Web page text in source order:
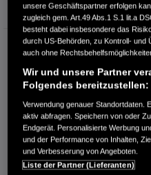
Garantie
HONDA CENTER GMBH
Richard Lehmann Str. 119
04103 Leipzig
RUFEN SIE UNS AN:
0341 - 600 77 0
Route planen
Händlerbestand anzeigen
unsere Geschäftspartner erfolgen
zugleich gem. Art.49 Abs.1 S.1 lit.a
besteht dabei insbesondere das
durch US-Behörden, zu Kontroll-
auch ohne
Wir und unsere Partner
Folgendes bereitzustellen:
Verwendung genauer Standortdaten.
aktiv abfragen. Speichern von oder
Endgerät. Personalisierte Werbung
und der Performance von Inhalten,
und Verbesserung von Angeboten.
Liste der Partner (Lieferanten)